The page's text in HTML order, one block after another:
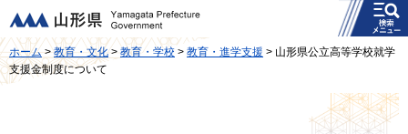
山形県
メニュー
ホーム>教育・文化> 教育・学校 > 教育・進学支援 > 山形県公立高等学校就学
支援金制度について